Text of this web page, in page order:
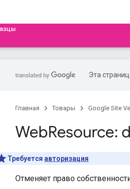
Эта
Главная Товары Google Site
WebResource:
Требуется авторизация
Отменяет право